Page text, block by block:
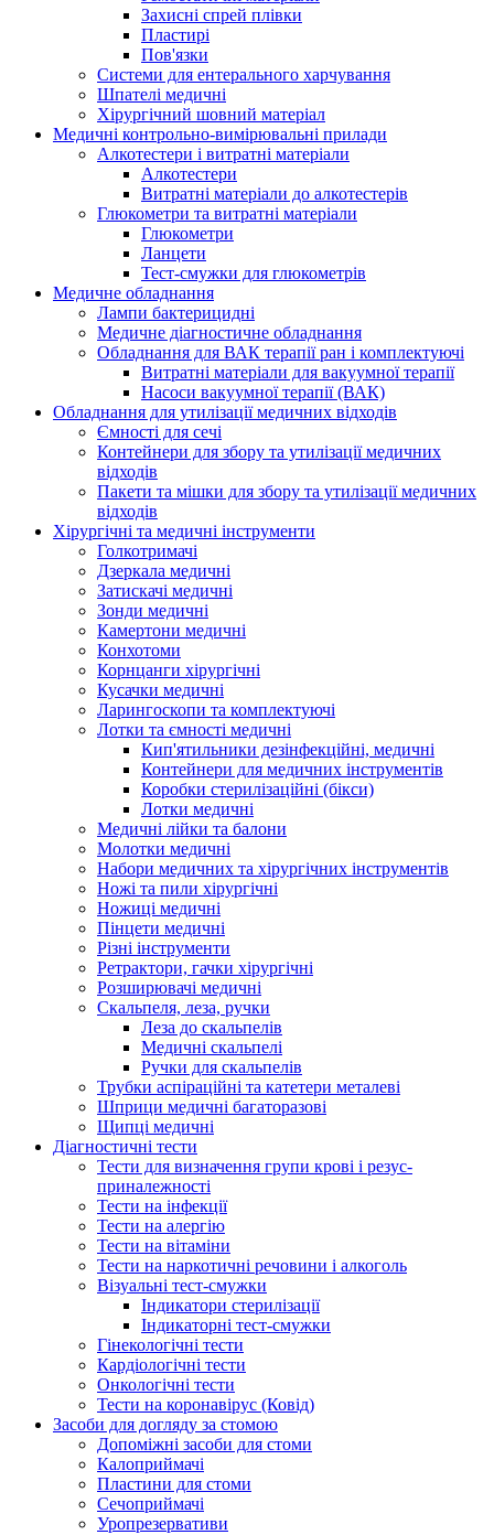
Захисні спрей плівки
Пластирі
Пов'язки
Системи для ентерального харчування
Шпателі медичні
Хірургічний шовний матеріал
Медичні контрольно-вимірювальні прилади
Алкотестери і витратні матеріали
Алкотестери
Витратні матеріали до алкотестерів
Глюкометри та витратні матеріали
Глюкометри
Ланцети
Тест-смужки для глюкометрів
Медичне обладнання
Лампи бактерицидні
Медичне діагностичне обладнання
Обладнання для ВАК терапії ран і комплектуючі
Витратні матеріали для вакуумної терапії
Насоси вакуумної терапії (ВАК)
Обладнання для утилізації медичних відходів
Ємності для сечі
Контейнери для збору та утилізації медичних
відходів
Пакети та мішки для збору та утилізації медичних
відходів
Хірургічні та медичні інструменти
Голкотримачі
Дзеркала медичні
Затискачі медичні
Зонди медичні
Камертони медичні
Конхотоми
Корнцанги хірургічні
Кусачки медичні
Ларингоскопи та комплектуючі
Лотки та ємності медичні
Кип'ятильники дезінфекційні, медичні
Контейнери для медичних інструментів
Коробки стерилізаційні (бікси)
Лотки медичні
Медичні лійки та балони
Молотки медичні
Набори медичних та хірургічних інструментів
Ножі та пили хірургічні
Ножиці медичні
Пінцети медичні
Різні інструменти
Ретрактори, гачки хірургічні
Розширювачі медичні
Скальпеля, леза, ручки
Леза до скальпелів
Медичні скальпелі
Ручки для скальпелів
Трубки аспіраційні та катетери металеві
Шприци медичні багаторазові
Щипці медичні
Діагностичні тести
Тести для визначення групи крові і резус-
приналежності
Тести на інфекції
Тести на алергію
Тести на вітаміни
Тести на наркотичні речовини і алкоголь
Візуальні тест-смужки
Індикатори стерилізації
Індикаторні тест-смужки
Гінекологічні тести
Кардіологічні тести
Онкологічні тести
Тести на коронавірус (Ковід)
Засоби для догляду за стомою
Допоміжні засоби для стоми
Калоприймачі
Пластини для стоми
Сечоприймачі
Уропрезервативи